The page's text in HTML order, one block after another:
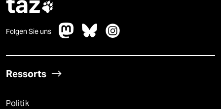

Folgen Sie uns
Ressorts
Politik